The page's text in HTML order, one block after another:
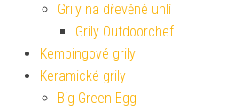
Grily na dřevěné uhlí
Grily Outdoorchef
Kempingové grily
Keramické grily
Big Green Egg